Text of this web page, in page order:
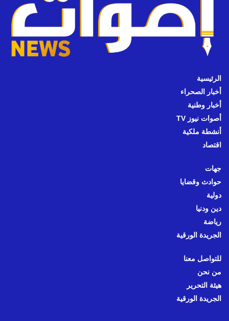
الرئيسية
أخبار الصحراء
أخبار وطنية
أصوات نيوز TV
أنشطة ملكية
اقتصاد
جهات
حوادث وقضايا
دولية
دين ودنيا
رياضة
الجريدة الورقية
للتواصل معنا
من نحن
هيئة التحرير
الجريدة الورقية